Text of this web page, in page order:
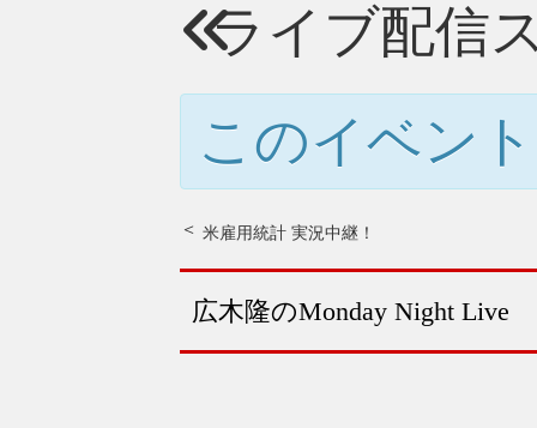
ライブ配信
このイベン
米雇用統計 実況中継！
広木隆のMonday Night Live